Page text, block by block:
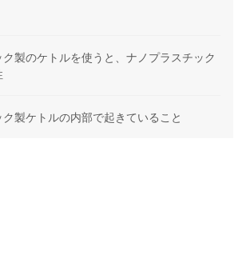
製のケトルを使うと、ナノプラスチック
製ケトルの内部で起きていること